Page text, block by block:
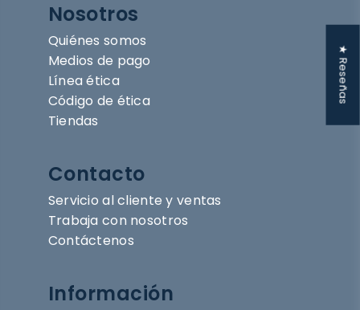
Nosotros
Quiénes somos
Medios de pago
Línea ética
Código de ética
Tiendas
Contacto
Servicio al cliente y ventas
Trabaja con nosotros
Contáctenos
Información
★ Reseñas